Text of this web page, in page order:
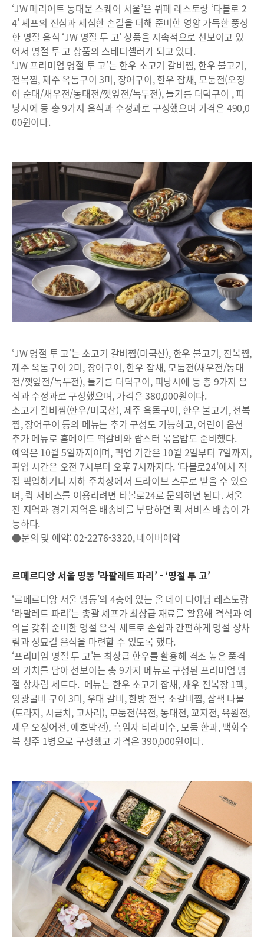
‘JW 메리어트 동대문 스퀘어 서울’은 뷔페 레스토랑 ‘타볼로 2
4’ 셰프의 진심과 세심한 손길을 더해 준비한 영양 가득한 풍성
한 명절 음식 ‘JW 명절 투 고’ 상품을 지속적으로 선보이고 있
어서 명절 투 고 상품의 스테디셀러가 되고 있다.
‘JW 프리미엄 명절 투 고’는 한우 소고기 갈비찜, 한우 불고기,
전복찜, 제주 옥돔구이 3미, 장어구이, 한우 잡채, 모둠전(오징
어 순대/새우전/동태전/깻잎전/녹두전), 들기름 더덕구이 , 피
낭시에 등 총 9가지 음식과 수정과로 구성했으며 가격은 490,0
00원이다.
‘JW 명절 투 고’는 소고기 갈비찜(미국산), 한우 불고기, 전복찜,
제주 옥돔구이 2미, 장어구이, 한우 잡채, 모둠전(새우전/동태
전/깻잎전/녹두전), 들기름 더덕구이, 피낭시에 등 총 9가지 음
식과 수정과로 구성했으며, 가격은 380,000원이다.
소고기 갈비찜(한우/미국산), 제주 옥돔구이, 한우 불고기, 전복
찜, 장어구이 등의 메뉴는 추가 구성도 가능하고, 어린이 옵션
추가 메뉴로 홈메이드 떡갈비와 랍스터 볶음밥도 준비했다.
예약은 10월 5일까지이며, 픽업 기간은 10월 2일부터 7일까지,
픽업 시간은 오전 7시부터 오후 7시까지다. ‘타볼로24’에서 직
접 픽업하거나 지하 주차장에서 드라이브 스루로 받을 수 있으
며, 퀵 서비스를 이용라려면 타볼로24로 문의하면 된다. 서울
전 지역과 경기 지역은 배송비를 부담하면 퀵 서비스 배송이 가
능하다.
●문의 및 예약: 02-2276-3320, 네이버예약
르메르디앙 서울 명동 '라팔레트 파리’ - ‘명절 투 고’
‘르메르디앙 서울 명동’의 4층에 있는 올 데이 다이닝 레스토랑
‘라팔레트 파리’는 총괄 셰프가 최상급 재료를 활용해 격식과 예
의를 갖춰 준비한 명절 음식 세트로 손쉽과 간편하게 명절 상차
림과 성묘길 음식을 마련할 수 있도록 했다.
‘프리미엄 명절 투 고’는 최상급 한우를 활용해 격조 높은 품격
의 가치를 담아 선보이는 총 9가지 메뉴로 구성된 프리미엄 명
절 상차림 세트다. 메뉴는 한우 소고기 잡채, 새우 전복장 1팩,
영광굴비 구이 3미, 우대 갈비, 한방 전복 소갈비찜, 삼색 나물
(도라지, 시금치, 고사리), 모둠전(육전, 동태전, 꼬지전, 육원전,
새우 오징어전, 애호박전), 흑임자 티라미수, 모둠 한과, 백화수
복 청주 1병으로 구성했고 가격은 390,000원이다.